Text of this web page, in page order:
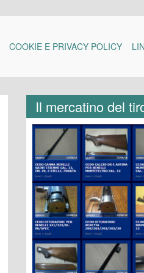
COOKIE E PRIVACY POLICY
Il mercatino del